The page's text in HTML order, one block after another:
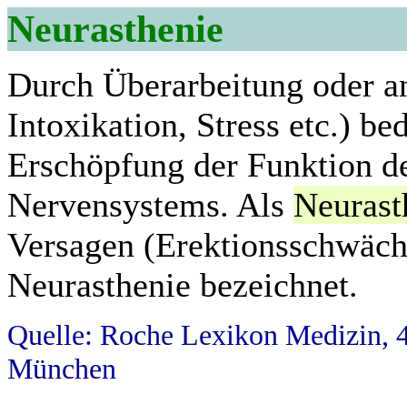
Neurasthenie
Durch Überarbeitung oder
Intoxikation, Stress etc.)
Erschöpfung der Funktion
Nervensystems. Als
Versagen
Neurasthenie bezeichnet.
Quelle: Roche Lexikon Medizin,
München